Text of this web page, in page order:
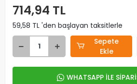
714,94 TL
59,58 TL 'den başlayan taksitlerle
Sepete
Ekle
WHATSAPP İLE